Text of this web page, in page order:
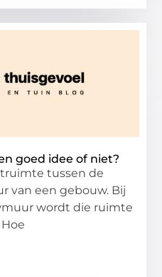
goed idee of niet?
tussen de
van een gebouw. Bij
wordt die ruimte